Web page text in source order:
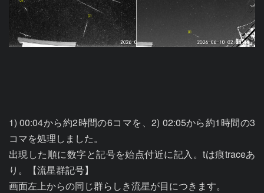
1) 00:04から約2時間の6コマを、2) 02:05から約1時間の3
コマを処理しました。
出現した順に数字と記号を始点付近に記入。tは痕traceあ
り。【流星群記号】
画面左上からの同じ群らしき流星が目につきます。